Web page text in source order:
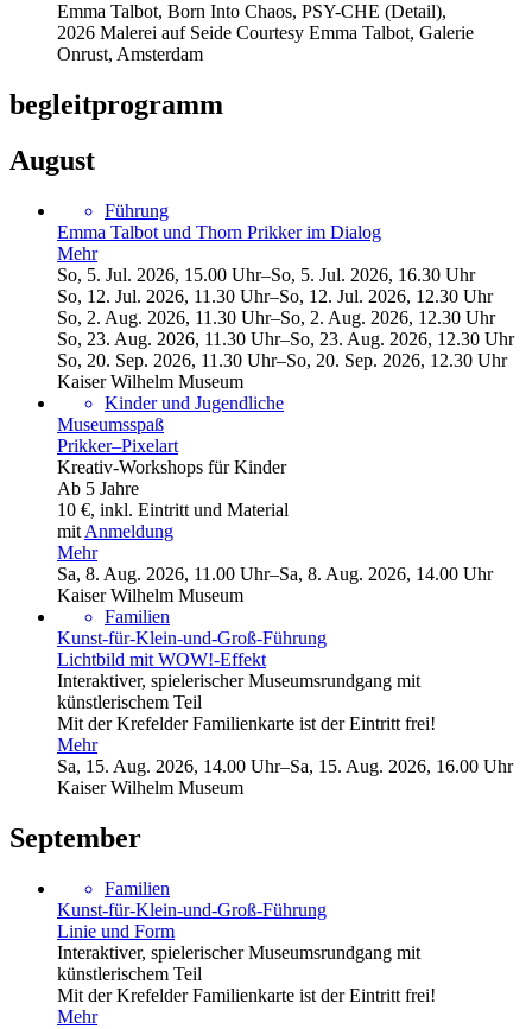
Emma Talbot, Born Into Chaos, PSY-CHE (Detail),
2026 Malerei auf Seide Courtesy Emma Talbot, Galerie
Onrust, Amsterdam
begleitprogramm
August
Führung
Emma Talbot und Thorn Prikker im Dialog
Mehr
So, 5. Jul. 2026, 15.00 Uhr–So, 5. Jul. 2026, 16.30 Uhr
So, 12. Jul. 2026, 11 .30 Uhr–So, 12. Jul. 2026, 12.30 Uhr
So, 2. Aug. 2026, 11 .30 Uhr–So, 2. Aug. 2026, 12.30 Uhr
So, 23. Aug. 2026, 11 .30 Uhr–So, 23. Aug. 2026, 12.30 Uhr
So, 20. Sep. 2026, 11 .30 Uhr–So, 20. Sep. 2026, 12.30 Uhr
Kaiser Wilhelm Museum
Kinder und Jugendliche
Museumsspaß
Prikker–Pixelart
Kreativ-Workshops für Kinder
Ab 5 Jahre
10 €, inkl. Eintritt und Material
mit Anmeldung
Mehr
Sa, 8. Aug. 2026, 11 .00 Uhr–Sa, 8. Aug. 2026, 14.00 Uhr
Kaiser Wilhelm Museum
Familien
Kunst-für-Klein-und-Groß-Führung
Lichtbild mit WOW!-Effekt
Interaktiver, spielerischer Museumsrundgang mit
künstlerischem Teil
Mit der Krefelder Familienkarte ist der Eintritt frei!
Mehr
Sa, 15. Aug. 2026, 14.00 Uhr–Sa, 15. Aug. 2026, 16.00 Uhr
Kaiser Wilhelm Museum
September
Familien
Kunst-für-Klein-und-Groß-Führung
Linie und Form
Interaktiver, spielerischer Museumsrundgang mit
künstlerischem Teil
Mit der Krefelder Familienkarte ist der Eintritt frei!
Mehr